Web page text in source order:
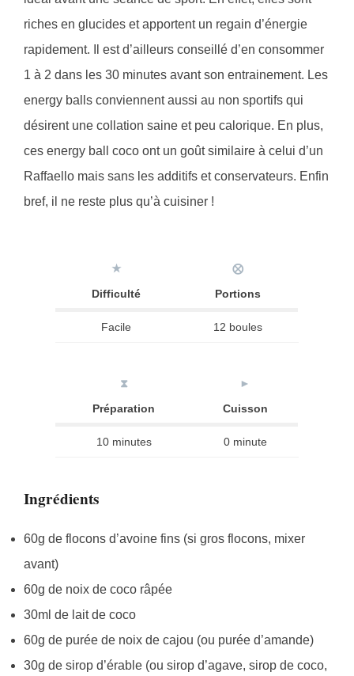
riches en glucides et apportent un regain d’énergie
rapidement. Il est d’ailleurs conseillé d’en consommer
1 à 2 dans les 30 minutes avant son entrainement. Les
energy balls conviennent aussi au non sportifs qui
désirent une collation saine et peu calorique. En plus,
ces energy ball coco ont un goût similaire à celui d’un
Raffaello mais sans les additifs et conservateurs. Enfin
bref, il ne reste plus qu’à cuisiner !
★
Difficulté
⨂
Portions
Facile 12 boules
⧗
Préparation
►
Cuisson
10 minutes 0 minute
Ingrédients
60g de flocons d’avoine fins (si gros flocons, mixer
avant)
60g de noix de coco râpée
30ml de lait de coco
60g de purée de noix de cajou (ou purée d’amande)
30g de sirop d’érable (ou sirop d’agave, sirop de coco,